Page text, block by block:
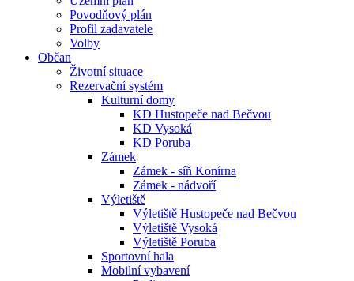
Povodňový plán
Profil zadavatele
Volby
Občan
Životní situace
Rezervační systém
Kulturní domy
KD Hustopeče nad Bečvou
KD Vysoká
KD Poruba
Zámek
Zámek - síň Konírna
Zámek - nádvoří
Výletiště
Výletiště Hustopeče nad Bečvou
Výletiště Vysoká
Výletiště Poruba
Sportovní hala
Mobilní vybavení